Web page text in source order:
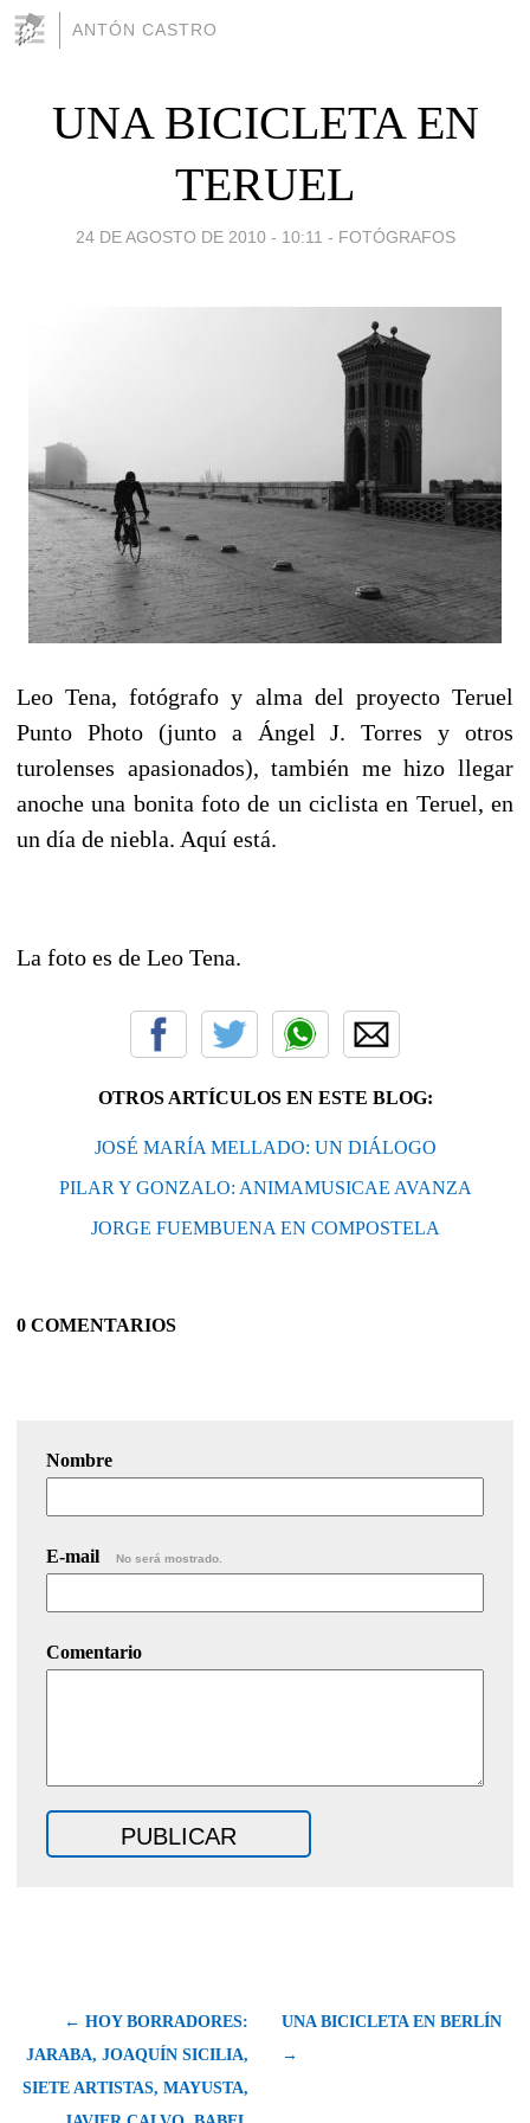
ANTÓN CASTRO
UNA BICICLETA EN
TERUEL
24 DE AGOSTO DE 2010 - 10:11 - FOTÓGRAFOS
Leo Tena, fotógrafo y alma del proyecto Teruel
Punto Photo (junto a Ángel J. Torres y otros
turolenses apasionados), también me hizo llegar
anoche una bonita foto de un ciclista en Teruel, en
un día de niebla. Aquí está.
La foto es de Leo Tena.
OTROS ARTÍCULOS EN ESTE BLOG:
JOSÉ MARÍA MELLADO: UN DIÁLOGO
PILAR Y GONZALO: ANIMAMUSICAE AVANZA
JORGE FUEMBUENA EN COMPOSTELA
0 COMENTARIOS
Nombre
E-mail No será mostrado.
Comentario
← HOY BORRADORES:
JARABA, JOAQUÍN SICILIA,
SIETE ARTISTAS, MAYUSTA,
UNA BICICLETA EN BERLÍN
→